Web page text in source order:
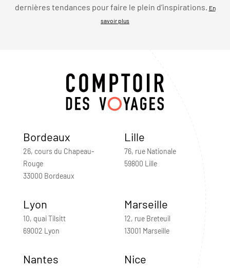
dernières tendances pour faire le plein d’inspirations. En
savoir plus
Bordeaux
26, cours du Chapeau-
Rouge
33000 Bordeaux
Lille
76, rue Nationale
59800 Lille
Lyon
10, quai Tilsitt
69002 Lyon
Marseille
12, rue Breteuil
13001 Marseille
Nantes Nice